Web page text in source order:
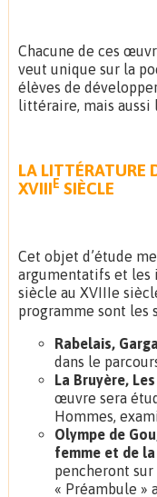
Chacune de ces
veut unique sur la
élèves de
littéraire, mais aussi
LA LITTÉRATURE
XVIII E SIÈCLE
Cet objet d’étude
argumentatifs et les
siècle au XVIIIe
programme sont les
Rabelais,
dans le
La Bruyère,
œuvre sera
Hommes,
Olympe de
femme et de
pencheront
« Préambule »